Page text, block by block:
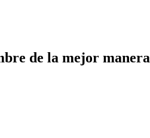
de la mejor manera